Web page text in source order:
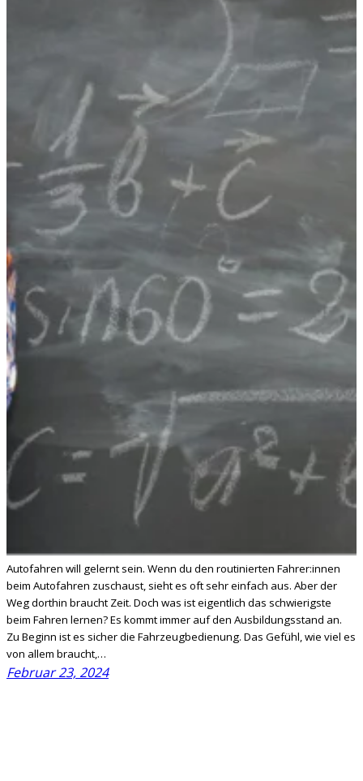
Autofahren will gelernt sein. Wenn du den routinierten Fahrer:innen
beim Autofahren zuschaust, sieht es oft sehr einfach aus. Aber der
Weg dorthin braucht Zeit. Doch was ist eigentlich das schwierigste
beim Fahren lernen? Es kommt immer auf den Ausbildungsstand an.
Zu Beginn ist es sicher die Fahrzeugbedienung. Das Gefühl, wie viel es
von allem braucht,…
Februar 23, 2024